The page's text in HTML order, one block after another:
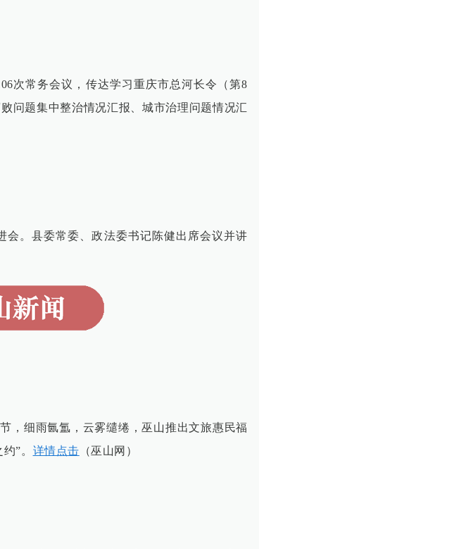
次常务会议，传达学习重庆市总河长令（第8
问题集中整治情况汇报、城市治理问题情况汇
会。县委常委、政法委书记陈健出席会议并讲
，细雨氤氲，云雾缱绻，巫山推出文旅惠民福
”。 详情点击 （巫山网）